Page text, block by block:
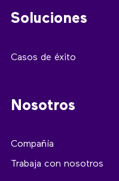
Soluciones
Casos de éxito
Nosotros
Compañía
Trabaja con nosotros